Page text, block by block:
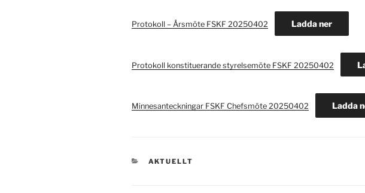
Protokoll – Årsmöte FSKF 20250402 Ladda ner
Protokoll konstituerande styrelsemöte FSKF 20250402
Minnesanteckningar FSKF Chefsmöte 20250402 Ladda
KATEGORIER
AKTUELLT